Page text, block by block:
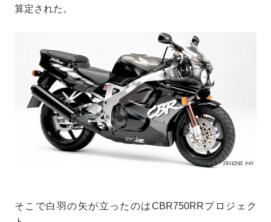
算定された。
そこで白羽の矢が立ったのはCBR750RRプロジェク